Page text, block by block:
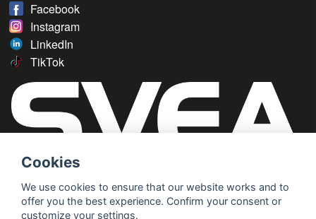
Facebook
Instagram
LinkedIn
TikTok
Cookies
We use cookies to ensure that our website works and to
offer you the best experience. Confirm your consent or
customize your settings.